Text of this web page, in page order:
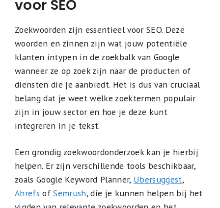
voor SEO
Zoekwoorden zijn essentieel voor SEO. Deze
woorden en zinnen zijn wat jouw potentiële
klanten intypen in de zoekbalk van Google
wanneer ze op zoek zijn naar de producten of
diensten die je aanbiedt. Het is dus van cruciaal
belang dat je weet welke zoektermen populair
zijn in jouw sector en hoe je deze kunt
integreren in je tekst.
Een grondig zoekwoordonderzoek kan je hierbij
helpen. Er zijn verschillende tools beschikbaar,
zoals Google Keyword Planner, Ubersuggest,
Ahrefs ofSemrush, die je kunnen helpen bij het